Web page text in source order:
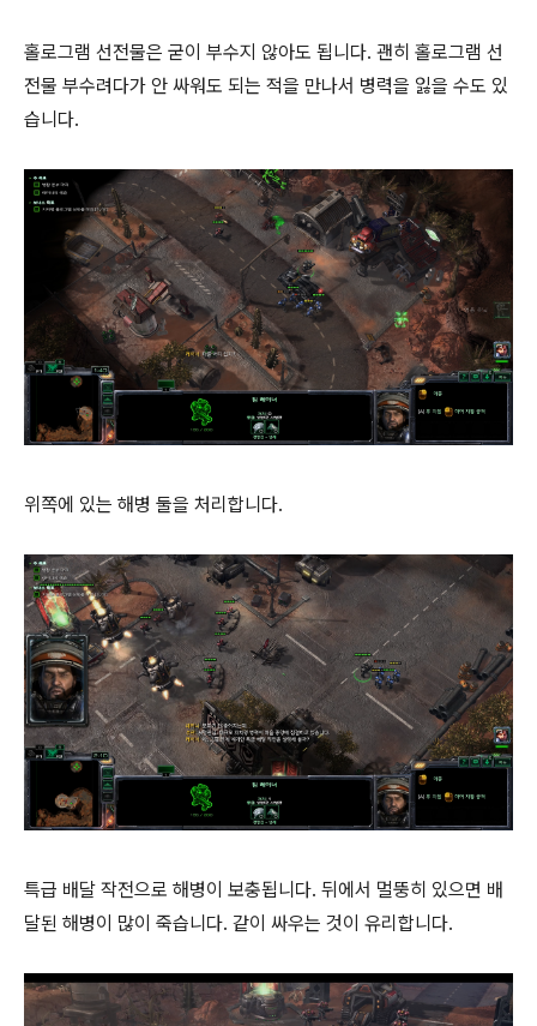
홀로그램 선전물은 굳이 부수지 않아도 됩니다. 괜히 홀로그램 선
전물 부수려다가 안 싸워도 되는 적을 만나서 병력을 잃을 수도 있
습니다.
위쪽에 있는 해병 둘을 처리합니다.
특급 배달 작전으로 해병이 보충됩니다. 뒤에서 멀뚱히 있으면 배
달된 해병이 많이 죽습니다. 같이 싸우는 것이 유리합니다.